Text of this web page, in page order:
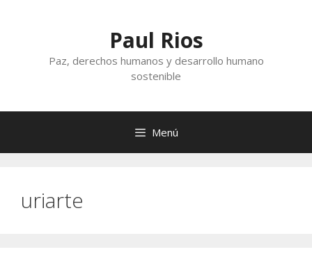
Paul Rios
Paz, derechos humanos y desarrollo humano
sostenible
Menú
uriarte